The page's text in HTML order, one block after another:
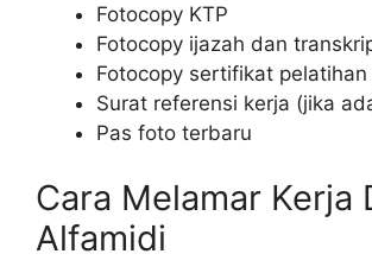
Fotocopy KTP
Fotocopy ijazah dan
Fotocopy sertifikat
Surat referensi kerja (jika
Pas foto terbaru
Cara Melamar Kerja
Alfamidi